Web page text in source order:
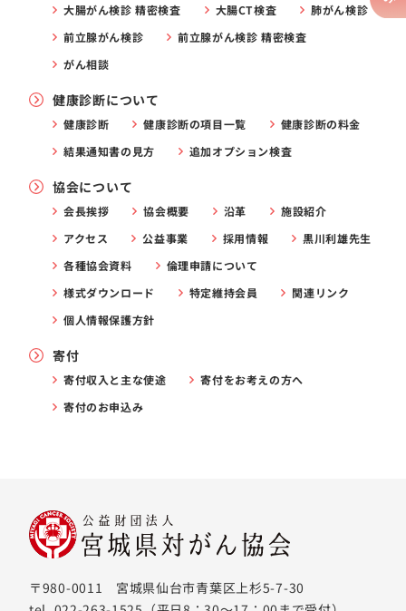
大腸がん検診 精密検査
大腸CT検査
肺がん検診
前立腺がん検診
前立腺がん検診 精密検査
がん相談
健康診断について
健康診断 健康診断の項目一覧
健康診断の料金
結果通知書の見方
追加オプション検査
協会について
会長挨拶 協会概要 沿革
施設紹介
アクセス
公益事業 採用情報
黒川利雄先生
各種協会資料
倫理申請について
様式ダウンロード
特定維持会員
関連リンク
個人情報保護方針
寄付
寄付収入と主な使途
寄付をお考えの方へ
寄付のお申込み
〒980-0011 宮城県仙台市青葉区上杉5-7-30